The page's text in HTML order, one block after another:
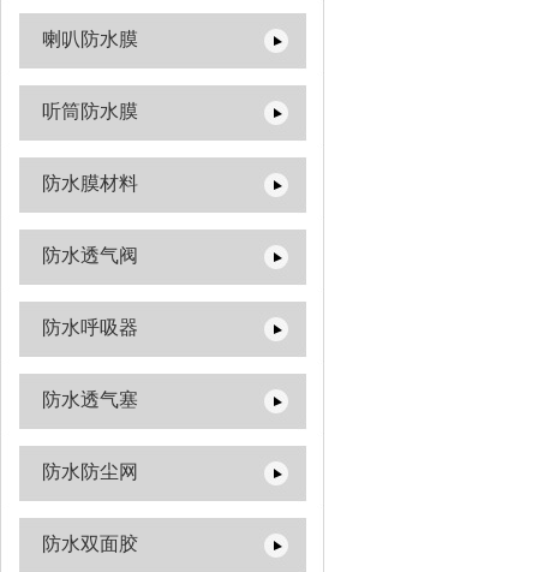
喇叭防水膜
听筒防水膜
防水膜材料
防水透气阀
防水呼吸器
防水透气塞
防水防尘网
防水双面胶